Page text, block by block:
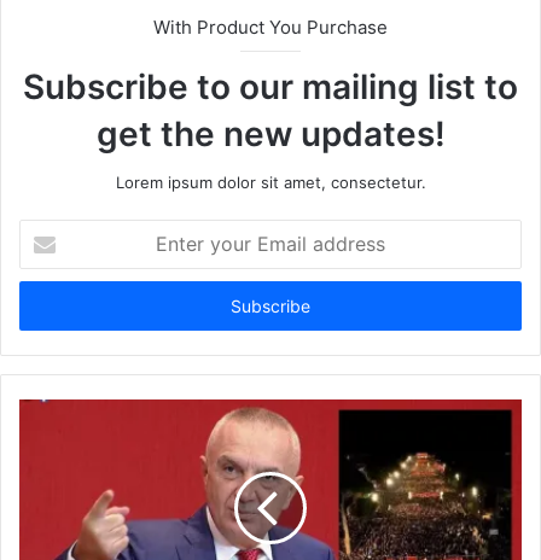
With Product You Purchase
Subscribe to our mailing list to
get the new updates!
Lorem ipsum dolor sit amet, consectetur.
your
Email